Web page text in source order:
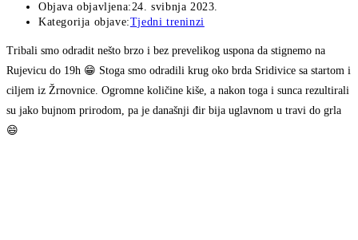
Objava objavljena:24. svibnja 2023.
Kategorija objave:Tjedni treninzi
Tribali smo odradit nešto brzo i bez prevelikog uspona da stignemo na
Rujevicu do 19h 😁 Stoga smo odradili krug oko brda Sridivice sa startom i
ciljem iz Žrnovnice. Ogromne količine kiše, a nakon toga i sunca rezultirali
su jako bujnom prirodom, pa je današnji đir bija uglavnom u travi do grla
😄